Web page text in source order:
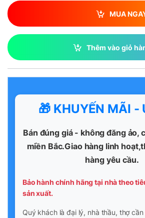
MUA
Thêm vào giỏ
🎁 KHUYẾN MÃI -
Bán đúng giá - không đăng ảo,
miền Bắc.Giao hàng linh
hàng yêu cầu.
Bảo hành chính hãng tại nhà theo
sản xuất.
Quý khách là đại lý, nhà thầu, thợ